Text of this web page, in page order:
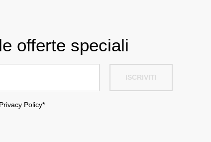
offerte speciali
ISCRIVITI
Privacy Policy*